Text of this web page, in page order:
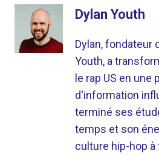
Dylan Youth
Dylan, fondateur
Youth, a
le rap US en une
d'information
terminé ses
temps et son
culture hip-hop